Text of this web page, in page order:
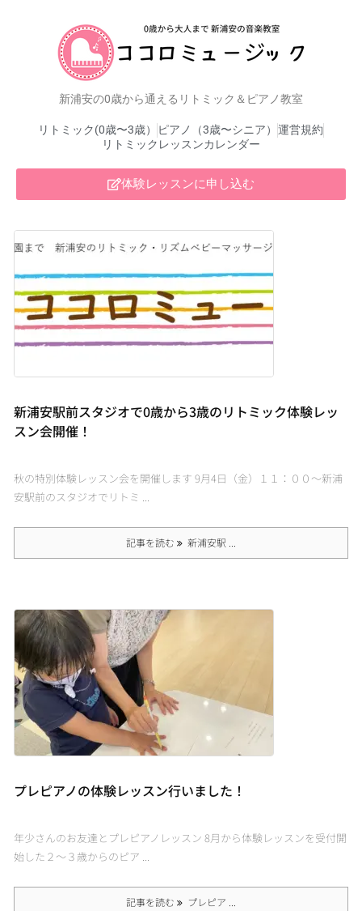
新浦安の0歳から通えるリトミック＆ピアノ教室
リトミック(0歳〜3歳） ピアノ（3歳〜シニア） 運営規約
リトミックレッスンカレンダー
体験レッスンに申し込む
新浦安駅前スタジオで0歳から3歳のリトミック体験レッ
スン会開催！
秋の特別体験レッスン会を開催します 9月4日（金）１１：００～新浦
安駅前のスタジオでリトミ ...
記事を読む 新浦安駅 ...
プレピアノの体験レッスン行いました！
年少さんのお友達とプレピアノレッスン 8月から体験レッスンを受付開
始した２～３歳からのピア ...
記事を読む プレピア ...